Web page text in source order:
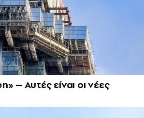
– Αυτές είναι οι νέες